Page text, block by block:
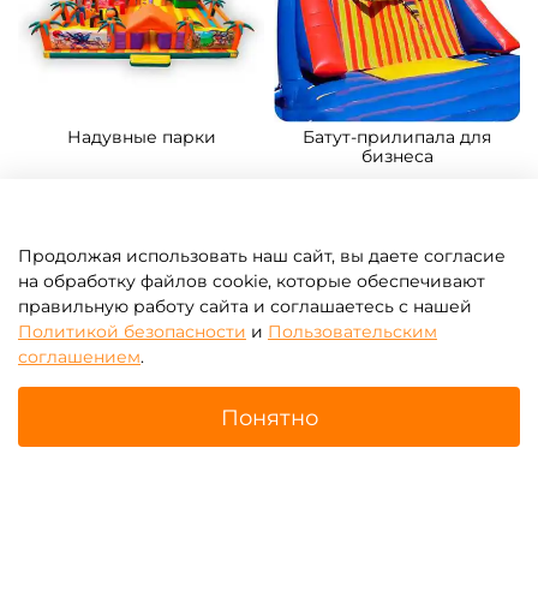
Надувные парки
Батут-прилипала для
бизнеса
Батуты для бизнеса с
Надувные тоннели для
Продолжая использовать наш сайт, вы даете согласие
на обработку файлов cookie, которые обеспечивают
правильную работу сайта и соглашаетесь с нашей
Политикой безопасности и Пользовательским
соглашением.
Понятно